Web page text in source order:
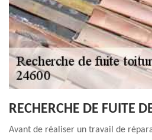
RECHERCHE DE FUITE
Avant de réaliser un travail de